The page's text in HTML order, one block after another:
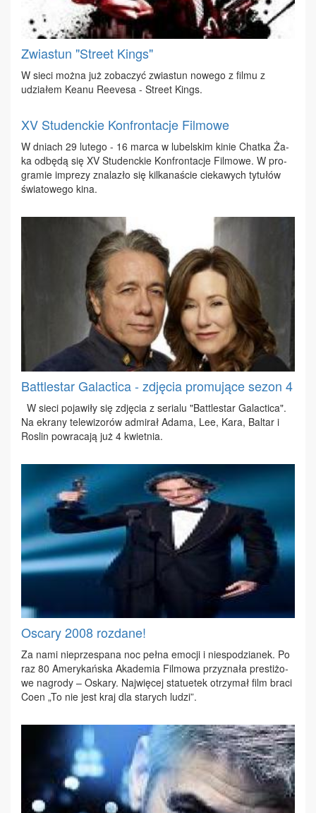
Zwiastun "Street Kings"
W sie­ci moż­na już zo­ba­czyć zwia­stun no­we­go z fil­mu z
udzia­łem Ke­anu Re­eve­sa - Stre­et Kings.
XV Studenckie Konfrontacje Filmowe
W dniach 29 lu­te­go - 16 mar­ca w lu­bel­skim ki­nie Chat­ka Ża­
ka od­bę­dą się XV Stu­denc­kie Kon­fron­ta­cje Fil­mo­we. W pro­
gra­mie im­pre­zy zna­la­zło się kil­ka­na­ście cie­ka­wych ty­tu­łów
świa­to­we­go ki­na.
Battlestar Galactica - zdjęcia promujące sezon 4
W sie­ci po­ja­wi­ły się zdję­cia z se­ria­lu "Bat­tle­star Ga­lac­ti­ca".
Na ekra­ny te­le­wi­zo­rów ad­mi­rał Ada­ma, Lee, Ka­ra, Bal­tar i
Ro­slin po­wra­ca­ją już 4 kwiet­nia.
Oscary 2008 rozdane!
Za na­mi nie­prze­spa­na noc peł­na emo­cji i nie­spo­dzia­nek. Po
raz 80 Ame­ry­kań­ska Aka­de­mia Fil­mo­wa przy­zna­ła pre­sti­żo­
we na­gro­dy – Oska­ry. Naj­wię­cej sta­tu­etek otrzy­mał film bra­ci
Co­en „To nie jest kraj dla sta­rych lu­dzi”.